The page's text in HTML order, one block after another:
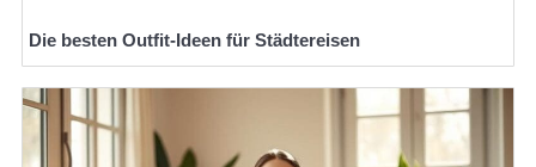
Die besten Outfit-Ideen für Städtereisen